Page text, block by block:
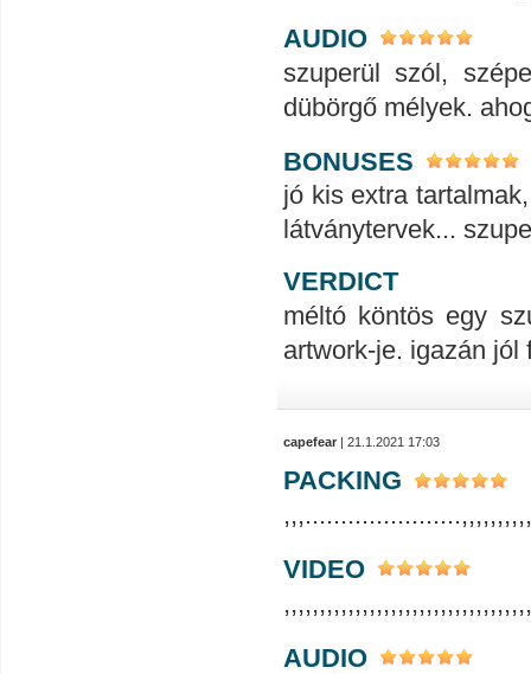
AUDIO
szuperül szól,
dübörgő mélyek.
BONUSES
jó kis extra
látványtervek...
VERDICT
méltó köntös egy
artwork-je. igazán jól
capefear | 21.1.2021 17:03
PACKING
VIDEO
AUDIO